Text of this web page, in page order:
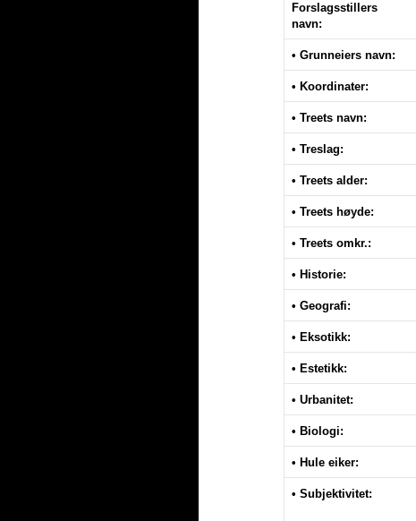
Forslagsstillers
navn:
• Grunneiers navn:
• Koordinater:
• Treets navn:
• Treslag:
• Treets alder:
• Treets høyde:
• Treets omkr.:
• Historie:
• Geografi:
• Eksotikk:
• Estetikk:
• Urbanitet:
• Biologi:
• Hule eiker:
• Subjektivitet: